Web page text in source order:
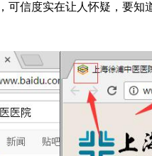
可信度实在让人怀疑，要知